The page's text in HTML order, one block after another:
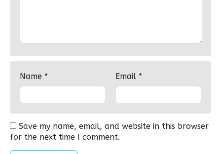
Name * Email *
Save my name, email, and website in this browser
for the next time I comment.